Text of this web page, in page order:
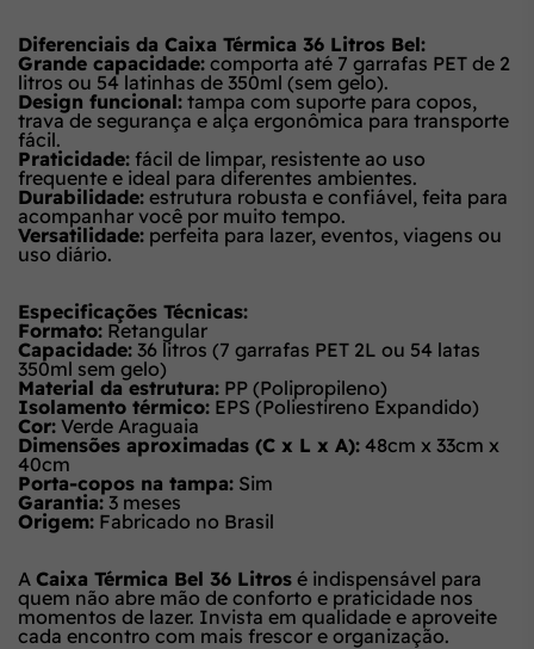
Diferenciais da Caixa Térmica 36 Litros Bel:
Grande capacidade: comporta até 7 garrafas PET de 2
litros ou 54 latinhas de 350ml (sem gelo).
Design funcional: tampa com suporte para copos,
trava de segurança e alça ergonômica para transporte
fácil.
Praticidade: fácil de limpar, resistente ao uso
frequente e ideal para diferentes ambientes.
Durabilidade: estrutura robusta e confiável, feita para
acompanhar você por muito tempo.
Versatilidade: perfeita para lazer, eventos, viagens ou
uso diário.
Especificações Técnicas:
Formato: Retangular
Capacidade: 36 litros (7 garrafas PET 2L ou 54 latas
350ml sem gelo)
Material da estrutura: PP (Polipropileno)
Isolamento térmico: EPS (Poliestireno Expandido)
Cor: Verde Araguaia
Dimensões aproximadas (C x L x A): 48cm x 33cm x
40cm
Porta-copos na tampa: Sim
Garantia:3 meses
Origem: Fabricado no Brasil
A Caixa Térmica Bel 36 Litros é indispensável para
quem não abre mão de conforto e praticidade nos
momentos de lazer. Invista em qualidade e aproveite
cada encontro com mais frescor e organização.